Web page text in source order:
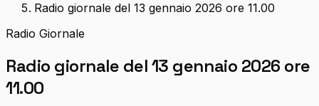
Radio giornale del 13 gennaio 2026 ore 11.00
Radio Giornale
Radio giornale del 13 gennaio 2026 ore
11.00